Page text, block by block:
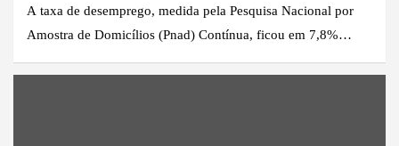
A taxa de desemprego, medida pela Pesquisa Nacional por
Amostra de Domicílios (Pnad) Contínua, ficou em 7,8%…